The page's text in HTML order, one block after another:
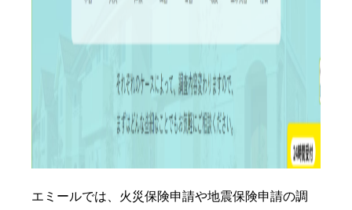
エミールでは、火災保険申請や地震保険申請の調